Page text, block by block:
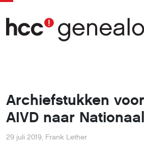
Archiefstukken
AIVD naar
29 juli 2019, Frank Lether